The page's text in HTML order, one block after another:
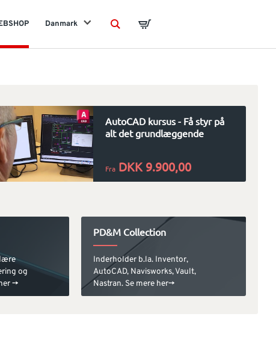
Danmark
SearchBasket
AutoCAD kursus - Få styr på
alt det grundlæggende
Fra DKK 9.900,00
og
->
PD&M Collection
Inderholder b.la. Inventor,
AutoCAD, Navisworks, Vault,
Nastran. Se mere her->